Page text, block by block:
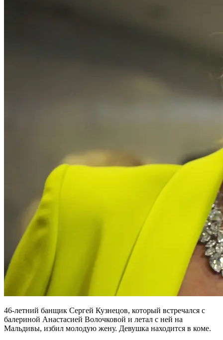
46-летний банщик Сергей Кузнецов, который встречался с
балериной Анастасией Волочковой и летал с ней на
Мальдивы, избил молодую жену. Девушка находится в коме.